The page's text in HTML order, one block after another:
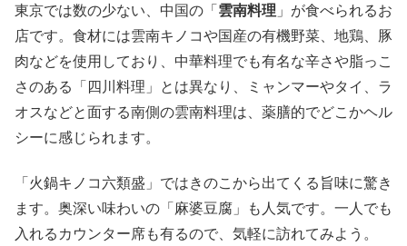
東京では数の少ない、中国の「 雲南料理 」が食べられるお
店です。食材には雲南キノコや国産の有機野菜、地鶏、豚
肉などを使用しており、中華料理でも有名な辛さや脂っこ
さのある「四川料理」とは異なり、ミャンマーやタイ、ラ
オスなどと面する南側の雲南料理は、薬膳的でどこかヘル
シーに感じられます。
「火鍋キノコ六類盛」ではきのこから出てくる旨味に驚き
ます。奥深い味わいの「麻婆豆腐」も人気です。一人でも
入れるカウンター席も有るので、気軽に訪れてみよう。